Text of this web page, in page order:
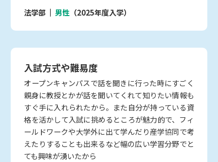
法学部
男性 （2025年度入学）
入試方式や難易度
オープンキャンパスで話を聞きに行った時にすごく
親身に教授とかが話を聞いてくれて知りたい情報も
すぐ手に入れられたから。また自分が持っている資
格を活かして入試に挑めるところが魅力的で、フィ
ールドワークや大学外に出て学んだり産学協同で考
えたりすることも出来るなど幅の広い学習分野でと
ても興味が湧いたから